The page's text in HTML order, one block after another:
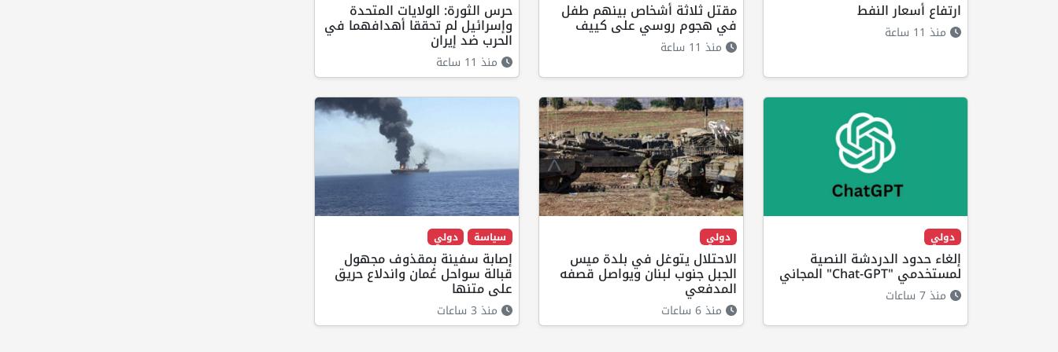
ارتفاع أسعار النفط
منذ 11 ساعة
مقتل ثلاثة أشخاص بينهم طفل
في هجوم روسي على كييف
منذ 11 ساعة
حرس الثورة: الولايات المتحدة
وإسرائيل لم تحققا أهدافهما في
الحرب ضد إيران
منذ 11 ساعة
دولي
إلغاء حدود الدردشة النصية
لمستخدمي "Chat-GPT" المجاني
منذ 7 ساعات
دولي
الاحتلال يتوغل في بلدة ميس
الجبل جنوب لبنان ويواصل قصفه
المدفعي
منذ 6 ساعات
سياسة دولي
إصابة سفينة بمقذوف مجهول
قبالة سواحل عُمان واندلاع حريق
على متنها
منذ 3 ساعات